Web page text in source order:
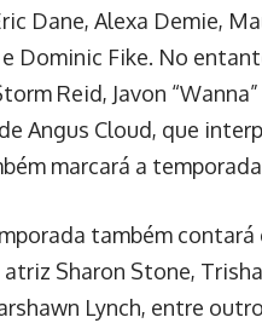
Dane, Alexa Demie,
Dominic Fike. No
Reid, Javon
Angus Cloud, que
marcará a
também
atriz Sharon Stone,
Lynch, entre